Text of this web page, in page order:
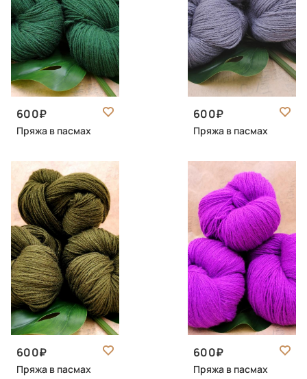
600
Пряжа в пасмах
600
Пряжа в пасмах
600
Пряжа в пасмах
600
Пряжа в пасмах